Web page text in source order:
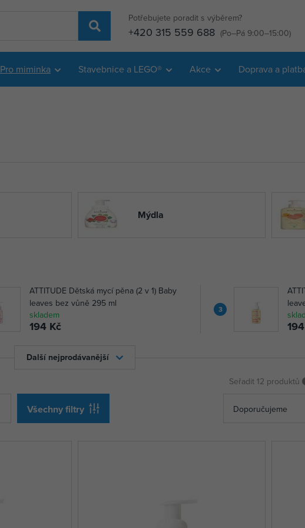
Potřebujete poradit s výběrem?
+420 315 559 688 (Po–Pá 9:00–15:00)
Pro miminka Stavebnice a LEGO® Akce Doprava a
Mýdla
ATTITUDE Dětská mycí pěna (2 v 1) Baby
leaves bez vůně 295 ml
skladem
194 Kč
3
Další nejprodávanější
Všechny filtry
Seřadit 12 produktů